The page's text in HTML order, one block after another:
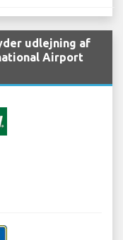
udlejning af
Airport